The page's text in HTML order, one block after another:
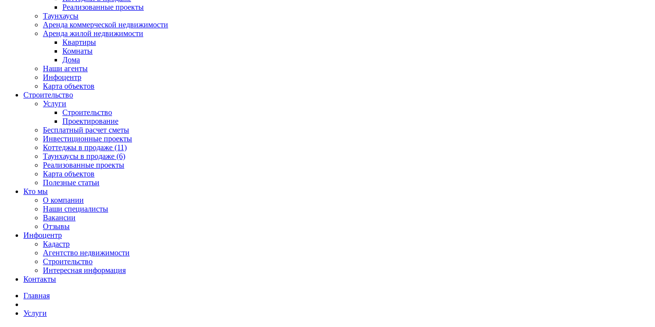
Реализованные проекты
Таунхаусы
Аренда коммерческой недвижимости
Аренда жилой недвижимости
Квартиры
Комнаты
Дома
Наши агенты
Инфоцентр
Карта объектов
Строительство
Услуги
Строительство
Проектирование
Бесплатный расчет сметы
Инвестиционные проекты
Коттеджы в продаже (11)
Таунхаусы в продаже (6)
Реализованные проекты
Карта объектов
Полезные статьи
Кто мы
О компании
Наши специалисты
Вакансии
Отзывы
Инфоцентр
Кадастр
Агентство недвижимости
Строительство
Интересная информация
Контакты
Главная
Услуги